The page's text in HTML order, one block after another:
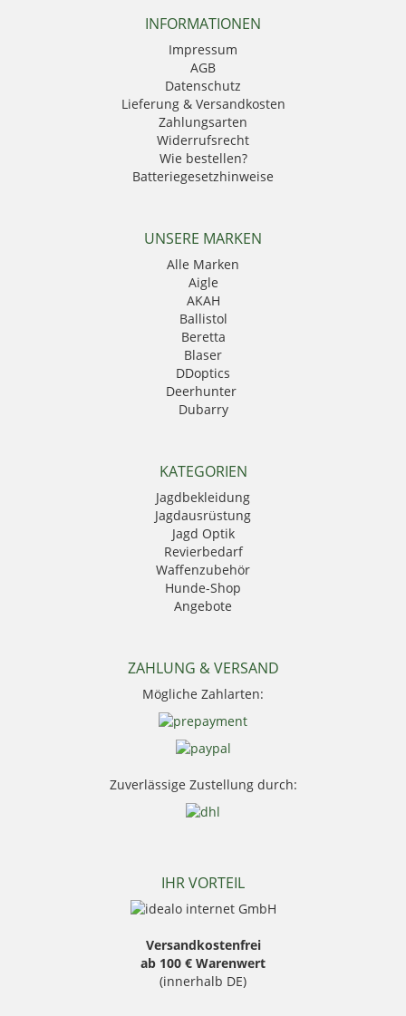
INFORMATIONEN
Impressum
AGB
Datenschutz
Lieferung & Versandkosten
Zahlungsarten
Widerrufsrecht
Wie bestellen?
Batteriegesetzhinweise
UNSERE MARKEN
Alle Marken
Aigle
AKAH
Ballistol
Beretta
Blaser
DDoptics
Deerhunter
Dubarry
GPO
Härkila
HikMicro
Hubertus
Kahles
Krawattendackel
Leica
Mauser
Mjoelner Hunting
NRA Fud
Sauer
Seeland
Skogen
Stanley
Thermo Function
Weisskirchen Locker
KATEGORIEN
Jagdbekleidung
Jagdausrüstung
Jagd Optik
Revierbedarf
Waffenzubehör
Hunde-Shop
Angebote
ZAHLUNG & VERSAND
Mögliche Zahlarten:
Zuverlässige Zustellung durch:
IHR VORTEIL
Versandkostenfrei
ab 100 € Warenwert
(innerhalb DE)